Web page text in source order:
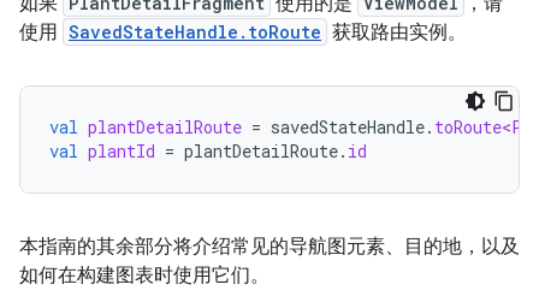
使用 SavedStateHandle.toRoute 获取路由实例。
val plantDetailRoute = savedStateHandle.
val plantId = plantDetailRoute. id
本指南的其余部分将介绍常见的导航图元素、目的地，以及
如何在构建图表时使用它们。